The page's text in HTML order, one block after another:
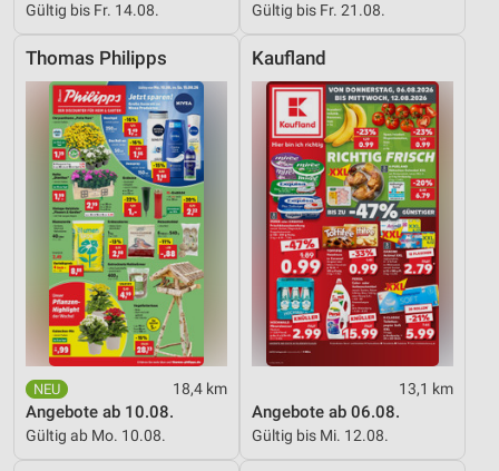
Gültig bis Fr. 14.08. Gültig bis Fr. 21.08.
Thomas Philipps
18,4 km
Angebote ab 10.08.
Gültig ab Mo. 10.08.
Kaufland
13,1 km
Angebote ab 06.08.
Gültig bis Mi. 12.08.